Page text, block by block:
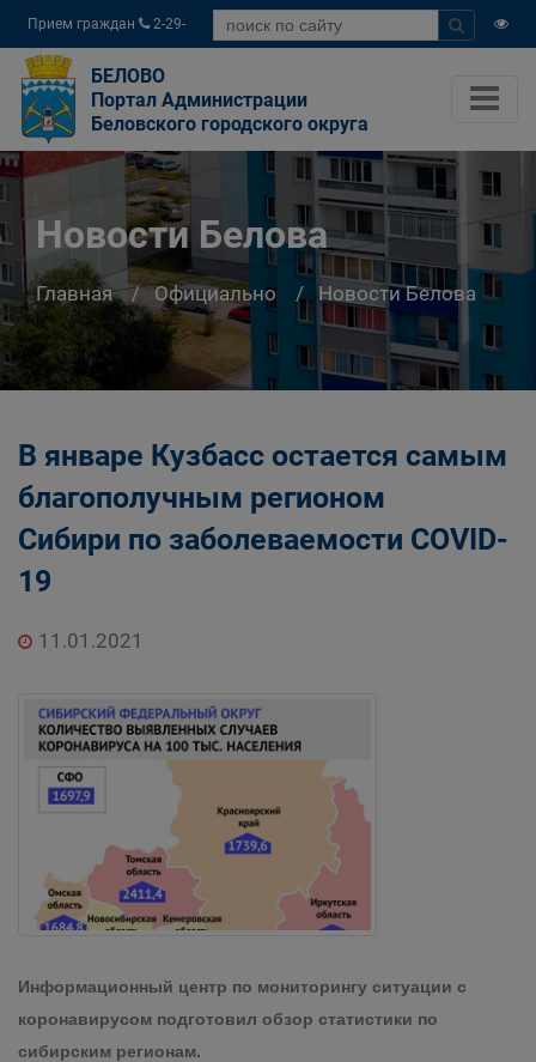
Прием граждан
2-29-
04
БЕЛОВО
Портал Администрации
Беловского городского округа
Новости Белова
Главная Официально Новости Белова
В январе Кузбасс остается самым
благополучным регионом
Сибири по заболеваемости COVID-
19
11.01.2021
Информационный центр по мониторингу ситуации с
коронавирусом подготовил обзор статистики по
сибирским регионам.